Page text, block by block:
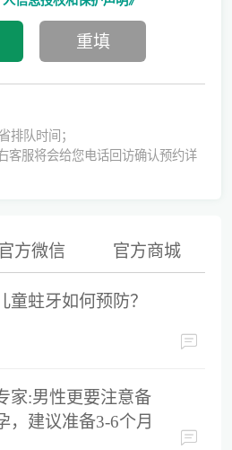
？
孕，建议准备3-6个月时间
排队时间；
客服将会给您电话回访确认预约详
方微信 官方商城
童蛀牙如何预防？
家:男性更要注意备
，建议准备3-6个月